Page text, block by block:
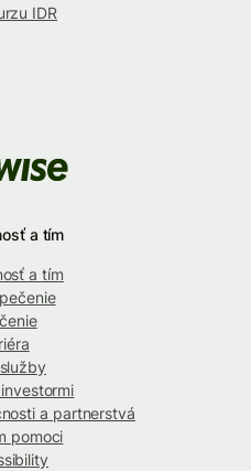
IDR
a tím
a tím
a partnerstvá
pomoci